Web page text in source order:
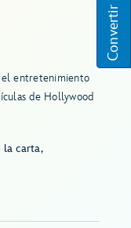
Convertir
el entretenimiento
de Hollywood
la carta